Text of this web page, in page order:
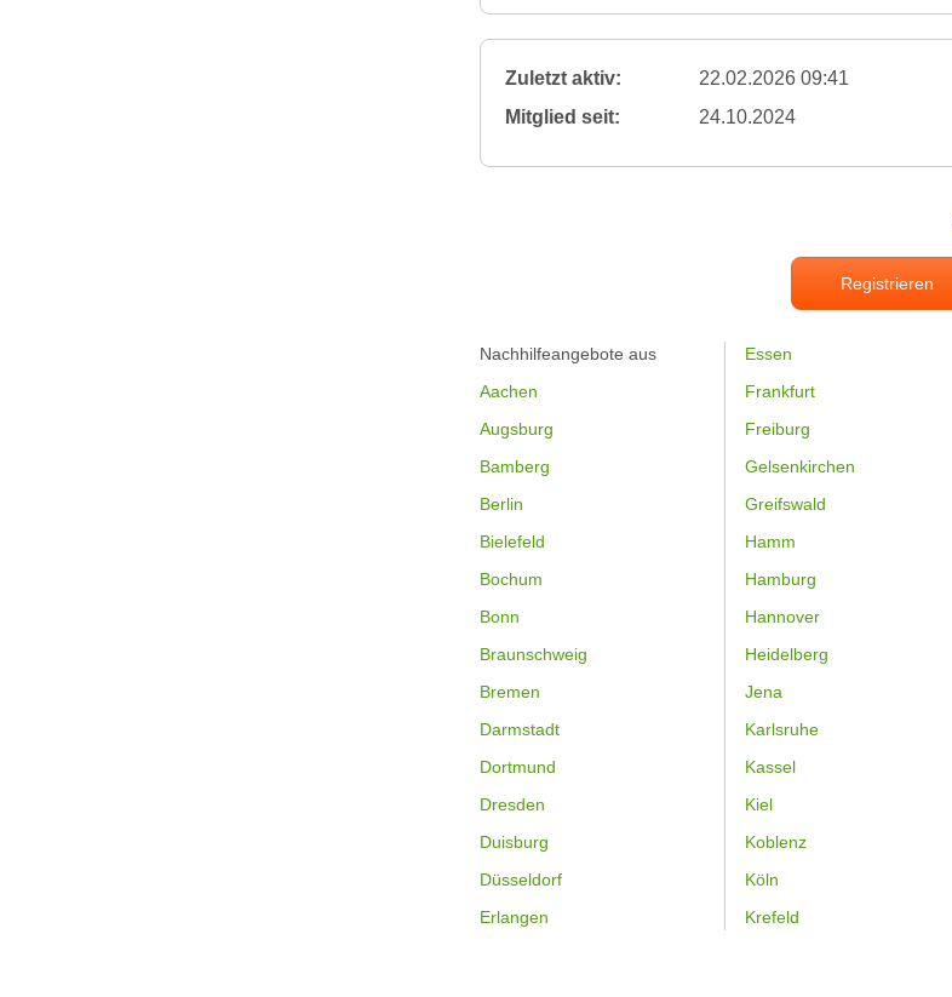
Zuletzt aktiv: 22.02.2026 09:41
Mitglied seit:
24.10.2024
Registrieren
Nachhilfeangebote aus
Aachen
Augsburg
Bamberg
Berlin
Bielefeld
Bochum
Bonn
Braunschweig
Bremen
Darmstadt
Dortmund
Dresden
Duisburg
Düsseldorf
Erlangen
Essen
Frankfurt
Freiburg
Gelsenkirchen
Greifswald
Hamm
Hamburg
Hannover
Heidelberg
Jena
Karlsruhe
Kassel
Kiel
Koblenz
Köln
Krefeld